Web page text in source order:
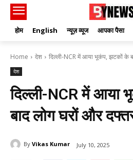
होम English न्यूज़ व्यूज आपका पैसा
Home देश दिल्ली-NCR में आया भूकंप, झटकों के
देश
दिल्ली-NCR में आया
बाद लोग घरों और
By Vikas Kumar July 10, 2025